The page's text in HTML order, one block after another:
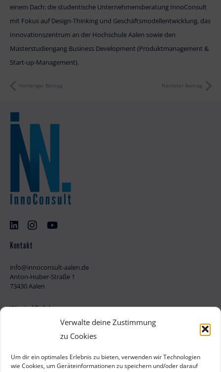
Verwalte deine Zustimmung
zu Cookies
Um dir ein optimales Erlebnis zu bieten, verwenden wir Technologien
wie Cookies, um Geräteinformationen zu speichern und/oder darauf
einem Dach: die studentische Unternehmensberatung InnoConsult
mit Fokus auf Design-Thinking und Geschäftsmodellentwicklung, das
Innovationszentrum an der Hochschule Aalen sowie den
Masterstudiengang Business Development (Produktmanagement &
Start-up-Management).
Vorheriger Beitrag Nächster Beitrag
Kontakt
info@innoconsult-aalen.de
Anton-Huber-Straße 1
73430 Aalen
Mit Unterstützung von:
Wir sind Teil des